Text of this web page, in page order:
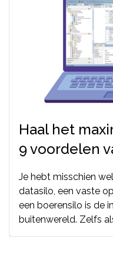
Haal het
9 voordelen
Je hebt misschien
datasilo, een vaste
een boerensilo is de
buitenwereld. Zelfs